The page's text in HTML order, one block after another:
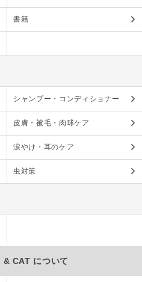
書籍
シャンプー・コンディショナー
皮膚・被毛・肉球ケア
涙やけ・耳のケア
虫対策
& CAT について